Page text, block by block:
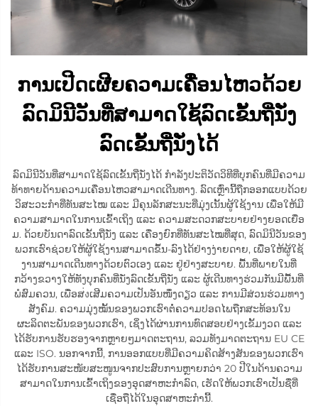
ການເປີດເຜີຍຄວາມເຄື່ອນໄຫວດ້ວຍ
ລົດມິນີວັນທີ່ສາມາດໃຊ້ລົດເຂັ້ນຖີ່ນັ່ງ
ລົດເຂັ້ນຖີ່ນັ່ງໄດ້
ລົດມິນີວັນທີ່ສາມາດໃຊ້ລົດເຂັ້ນຖີ່ນັ່ງໄດ້ ກຳລັງປະຕິວັດວິທີທີ່ບຸກຄົນທີ່ມີຄວາມ
ທ້າທາຍດ້ານຄວາມເຄື່ອນໄຫວສາມາດເດີນທາງ. ລົດເຫຼົ່ານີ້ຖືກອອກແບບດ້ວຍ
ວິສະວະກຳທີ່ທັນສະໄໝ ແລະ ມີຄຸນລັກສະນະທີ່ມຸ່ງເນັ້ນຜູ້ໃຊ້ງານ ເພື່ອໃຫ້ມີ
ຄວາມສາມາດໃນການເຂົ້າເຖິງ ແລະ ຄວາມສະດວກສະບາຍຢ່າງຍອດເຍື່ອ
ມ. ດ້ວຍບັນດາລົດເຂັ້ນຖີ່ນັ່ງ ແລະ ເຄື່ອງຍົກທີ່ທັນສະໄໝທີ່ສຸດ, ລົດມິນີວັນຂອງ
ພວກເຮົາຊ່ວຍໃຫ້ຜູ້ໃຊ້ງານສາມາດຂຶ້ນ-ລົງໄດ້ຢ່າງງ່າຍດາຍ, ເພື່ອໃຫ້ຜູ້ໃຊ້
ງານສາມາດເດີນທາງດ້ວຍຕົວເອງ ແລະ ຢູ່ຢ່າງສະບາຍ. ພື້ນທີ່ພາຍໃນທີ່
ກວ້າງຂວາງໃຫ້ທັງບຸກຄົນທີ່ນັ່ງລົດເຂັ້ນຖີ່ນັ່ງ ແລະ ຜູ້ເດີນທາງຮ່ວມກັນມີພື້ນທີ່
ພໍສົມຄວນ, ເພື່ອສ่งເສີມຄວາມເປັນອັນໜຶ່ງດຽວ ແລະ ການມີສ່ວນຮ່ວມທາງ
ສັງຄົມ. ຄວາມມຸ່ງໝັ້ນຂອງພວກເຮົາຕໍ່ຄວາມປອດໄພຖືກສະທ້ອນໃນ
ຜະລິດຕະພັນຂອງພວກເຮົາ, ເຊິ່ງໄດ້ຜ່ານການທົດສອບຢ່າງເຂັ້ມງວດ ແລະ
ໄດ້ຮັບການຮັບຮອງຈາກຫຼາຍໆມາດຕະຖານ, ລວມທັງມາດຕະຖານ EU CE
ແລະ ISO. ນອກຈາກນີ້, ການອອກແບບທີ່ມີຄວາມຄິດສ້າງສັນຂອງພວກເຮົາ
ໄດ້ຮັບການສະໜັບສະໜູນຈາກປະສົບການຫຼາຍກວ່າ 20 ປີໃນດ້ານຄວາມ
ສາມາດໃນການເຂົ້າເຖິງຂອງອຸດສາຫະກຳລົດ, ເຮັດໃຫ້ພວກເຮົາເປັນຊື່ທີ່
ເຊື່ອຖືໄດ້ໃນອຸດສາຫະກຳນີ້.